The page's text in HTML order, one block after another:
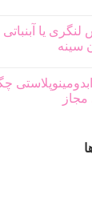
یا
سینه